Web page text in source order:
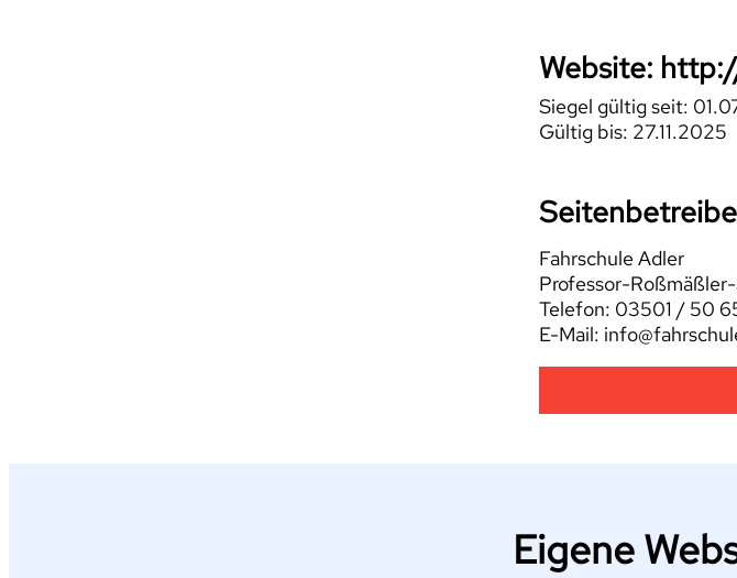
Website:
Siegel gültig seit:
Gültig bis: 27.11.2025
Fahrschule Adler
Professor-
Telefon: 03501 / 50
E-Mail:
Eigene